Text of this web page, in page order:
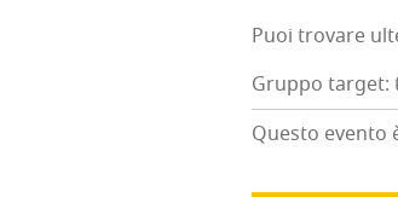
Puoi tro­va­re
Gruppo target:
Questo evento